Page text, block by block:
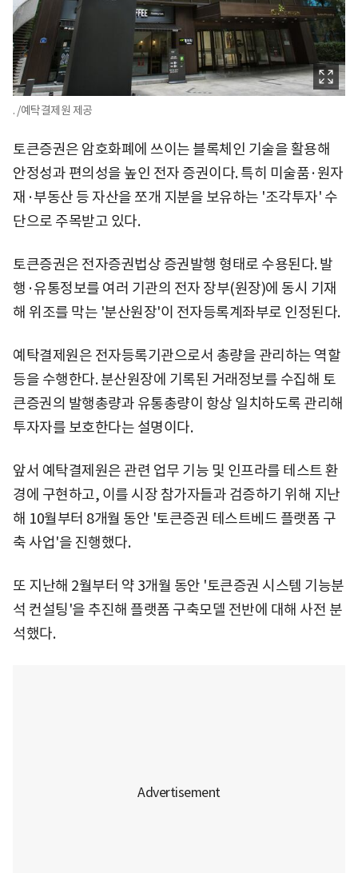
. /예탁결제원 제공
토큰증권은 암호화폐에 쓰이는 블록체인 기술을 활용해
안정성과 편의성을 높인 전자 증권이다. 특히 미술품·원자
재·부동산 등 자산을 쪼개 지분을 보유하는 '조각투자' 수
단으로 주목받고 있다.
토큰증권은 전자증권법상 증권발행 형태로 수용된다. 발
행·유통정보를 여러 기관의 전자 장부(원장)에 동시 기재
해 위조를 막는 '분산원장'이 전자등록계좌부로 인정된다.
예탁결제원은 전자등록기관으로서 총량을 관리하는 역할
등을 수행한다. 분산원장에 기록된 거래정보를 수집해 토
큰증권의 발행총량과 유통총량이 항상 일치하도록 관리해
투자자를 보호한다는 설명이다.
앞서 예탁결제원은 관련 업무 기능 및 인프라를 테스트 환
경에 구현하고, 이를 시장 참가자들과 검증하기 위해 지난
해 10월부터 8개월 동안 '토큰증권 테스트베드 플랫폼 구
축 사업'을 진행했다.
또 지난해 2월부터 약 3개월 동안 '토큰증권 시스템 기능분
석 컨설팅'을 추진해 플랫폼 구축모델 전반에 대해 사전 분
석했다.